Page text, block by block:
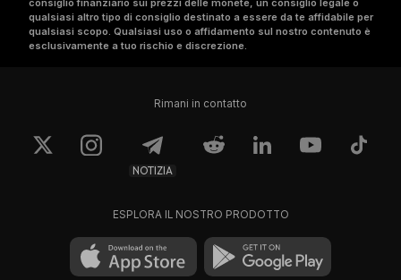
consiglio finanziario sui prezzi delle monete, un consiglio legale o
qualsiasi altro tipo di consiglio destinato a essere da te affidabile per
qualsiasi scopo. Qualsiasi uso o affidamento sul nostro contenuto è
esclusivamente a tuo rischio e discrezione.
Rimani in contatto
NOTIZIA
ESPLORA IL NOSTRO PRODOTTO